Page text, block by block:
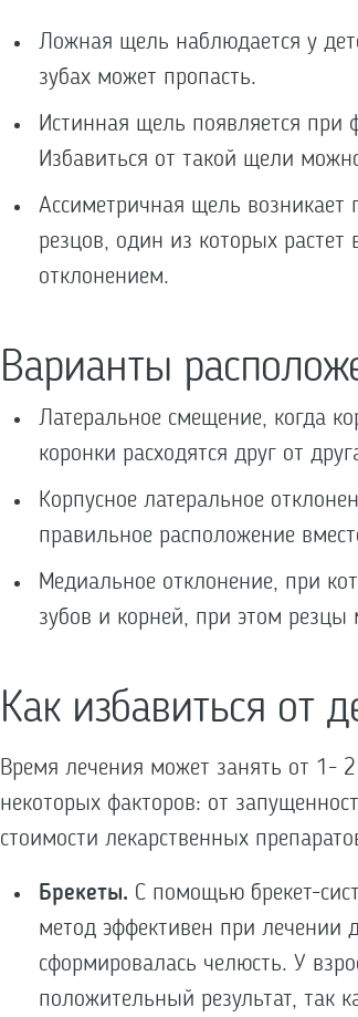
Ложная щель наблюдается у
зубах может пропасть.
Истинная щель появляется при
Избавиться от такой щели
Ассиметричная щель
резцов, один из которых
отклонением.
Варианты
Латеральное смещение, когда
коронки расходятся друг от
Корпусное латеральное
правильное расположение
Медиальное отклонение, при
зубов и корней, при этом резцы
Как избавиться от
Время лечения может занять от 1- 2
некоторых факторов: от
стоимости лекарственных
Брекеты. С помощью брекет-
метод эффективен при лечении
сформировалась челюсть. У
положительный результат, так